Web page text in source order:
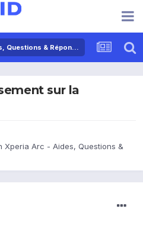
Sony Ericsson Xperia Arc - Aides, Questions & Réponses
sur la
Xperia Arc - Aides, Questions &